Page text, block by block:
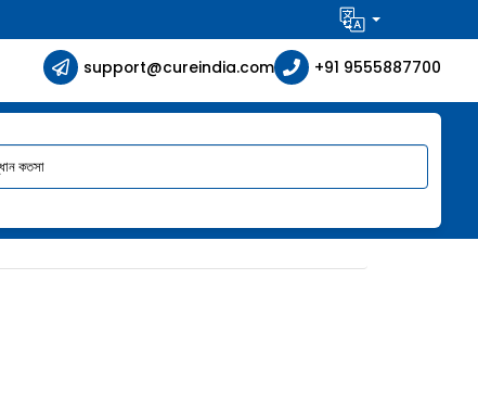
support@cureindia.com +91 9555887700